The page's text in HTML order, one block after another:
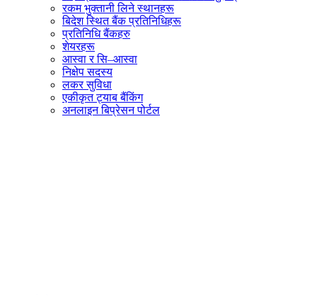
रकम भुक्तानी लिने स्थानहरू
बिदेश स्थित बैंक प्रतिनिधिहरू
प्रतिनिधि बैंकहरु
शेयरहरू
आस्वा र सि–आस्वा
निक्षेप सदस्य
लकर सुविधा
एकीकृत ट्याब बैंकिंग
अनलाइन बिप्रेसन पोर्टल